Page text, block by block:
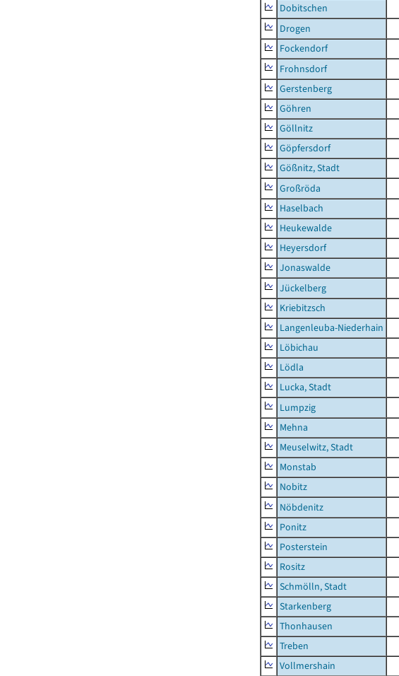
Dobitschen
Drogen
Fockendorf
Frohnsdorf
Gerstenberg
Göhren
Göllnitz
Göpfersdorf
Gößnitz, Stadt
Großröda
Haselbach
Heukewalde
Heyersdorf
Jonaswalde
Jückelberg
Kriebitzsch
Langenleuba-Niederhain
Löbichau
Lödla
Lucka, Stadt
Lumpzig
Mehna
Meuselwitz, Stadt
Monstab
Nobitz
Nöbdenitz
Ponitz
Posterstein
Rositz
Schmölln, Stadt
Starkenberg
Thonhausen
Treben
Vollmershain